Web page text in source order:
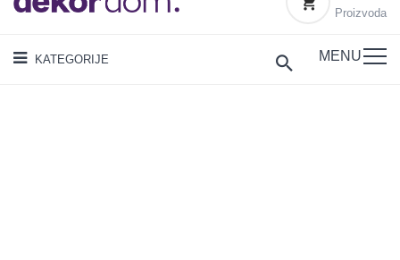
Proizvoda
KATEGORIJE MENU